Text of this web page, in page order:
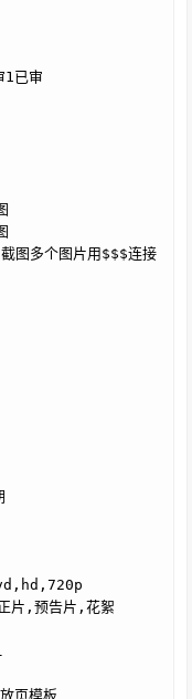
已审
多个图片用$$$连接
,预告片,花絮
页模板